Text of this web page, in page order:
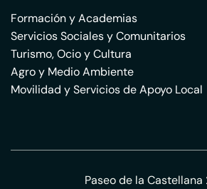
Formación y Academias
Servicios Sociales y Comunitarios
Turismo, Ocio y Cultura
Agro y Medio Ambiente
Movilidad y Servicios de Apoyo Local
Paseo de la Castellana